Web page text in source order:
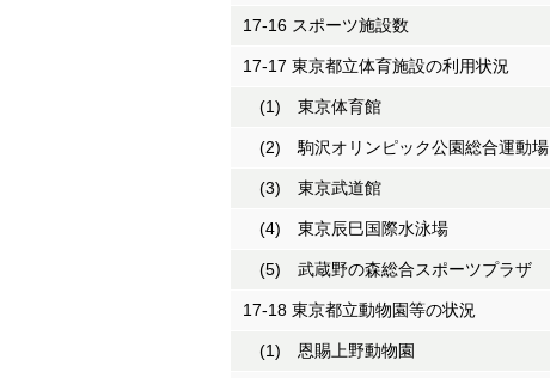
17-16 スポーツ施設数
17-17 東京都立体育施設の利用状況
(1) 東京体育館
(2) 駒沢オリンピック公園総合運動場
(3) 東京武道館
(4) 東京辰巳国際水泳場
(5) 武蔵野の森総合スポーツプラザ
17-18 東京都立動物園等の状況
(1) 恩賜上野動物園